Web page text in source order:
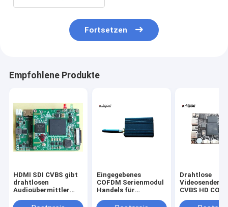
Fortsetzen
Empfohlene Produkte
HDMI SDI CVBS gibt
drahtlosen
Audioübermittler
Empfängerbaustein
Eingegebenes
COFDM Serienmodul
Handels für
der Kamera-
Drahtlose
CVBS HD